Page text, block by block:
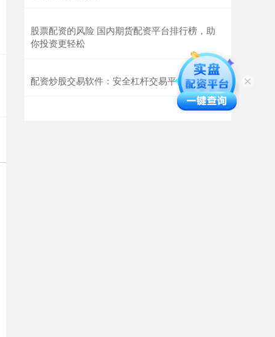
股票配资的风险 国内期货配资平台排行榜，助
你投资更轻松
配资炒股交易软件：安全杠杆交易平台推荐